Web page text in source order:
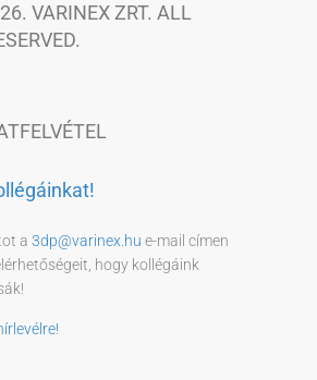
VARINEX ZRT. ALL
a 3dp@varinex.hu e-mail címen
hogy kollégáink